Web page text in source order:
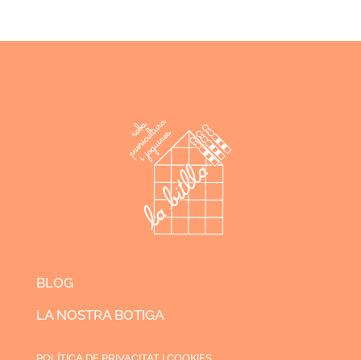
BLOG
LA NOSTRA BOTIGA